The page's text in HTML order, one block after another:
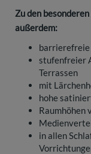
Zu den
außerdem:
stufenfreier
Terrassen
mit
hohe
Raumhöhen
in allen